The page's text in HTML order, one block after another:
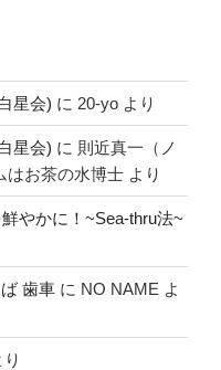
星会) に 20-yo より
星会) に 則近真一（ノ
はお茶の水博士 より
やかに！~Sea-thru法~
歯車 に NO NAME よ
り